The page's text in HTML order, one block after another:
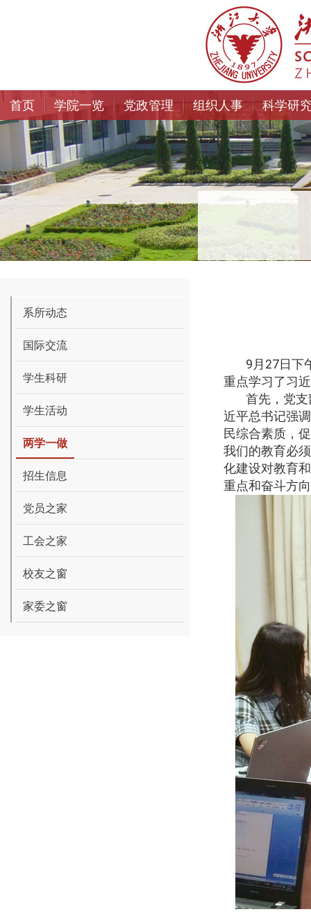
首页 学院一览 党政管理 组织人事 科学研
系所动态
国际交流
学生科研
学生活动
两学一做
招生信息
党员之家
工会之家
校友之窗
家委之窗
9月 27日下
重点学习了习
首先，党
近平总书记强
民综合素质，
我们的教育必
化建设对教育
重点和奋斗方